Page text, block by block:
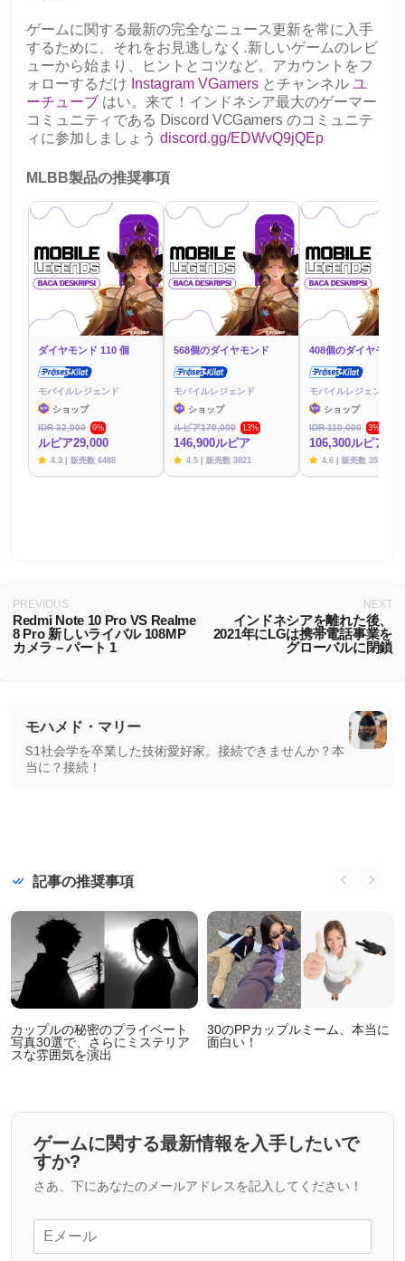
ゲームに関する最新の完全なニュース更新を常に入手
するために、それをお見逃しなく.新しいゲームのレビ
ューから始まり、ヒントとコツなど。アカウントをフ
ォローするだけ Instagram VGamers とチャンネル ユ
ーチューブ はい。来て！インドネシア最大のゲーマー
コミュニティである Discord VCGamers のコミュニテ
ィに参加しましょう discord.gg/EDWvQ9jQEp
MLBB製品の推奨事項
ダイヤモンド 110 個
モバイルレジェンド
ショップ
IDR 32,000
9%
ルピア29,000
4.3 | 販売数 6488
568個のダイヤモンド
モバイルレジェンド
ショップ
ルピア170,000
13%
146,900ルピア
4.5 | 販売数 3821
408個のダイヤモンド
モバイルレジェンド
ショップ
IDR 110,000
3%
106,300ルピア
4.6 | 販売数 3576
PREVIOUS
Redmi Note 10 Pro VS Realme
8 Pro 新しいライバル 108MP
カメラ – パート 1
NEXT
インドネシアを離れた後、
2021年にLGは携帯電話事業を
グローバルに閉鎖
モハメド・マリー
S1社会学を卒業した技術愛好家。接続できませんか？本
当に？接続！
記事の推奨事項
カップルの秘密のプライベート
写真30選で、さらにミステリア
スな雰囲気を演出
30のPPカップルミーム、本当に
面白い！
ゲームに関する最新情報を入手したいで
すか?
さあ、下にあなたのメールアドレスを記入してください！